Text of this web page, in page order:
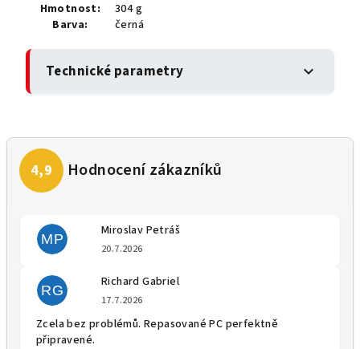
Hmotnost:
304 g
Barva:
černá
Technické parametry expand_more
MP
Miroslav Petráš
20.7.2026
RG
Richard Gabriel
17.7.2026
Zcela bez problémů. Repasované PC perfektně
připravené.